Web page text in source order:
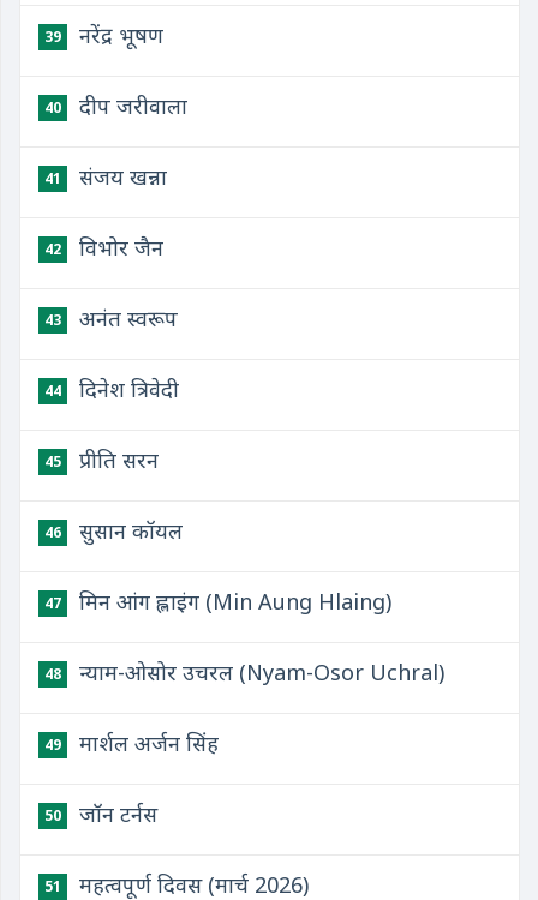
39 नरेंद्र भूषण
40 दीप जरीवाला
41 संजय खन्ना
42 विभोर जैन
43 अनंत स्वरूप
44 दिनेश त्रिवेदी
45 प्रीति सरन
46 सुसान कॉयल
47 मिन आंग ह्लाइंग (Min Aung Hlaing)
48 न्याम-ओसोर उचरल (Nyam-Osor Uchral)
49 मार्शल अर्जन सिंह
50 जॉन टर्नस
51 महत्वपूर्ण दिवस (मार्च 2026)